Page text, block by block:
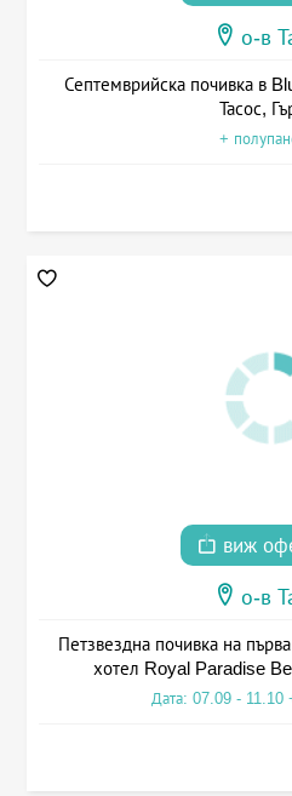
о-в
Септемврийска почивка в
Тасос,
+
виж
о-в
Петзвездна почивка на
хотел Royal Paradise
Дата: 07.09 - 11.10